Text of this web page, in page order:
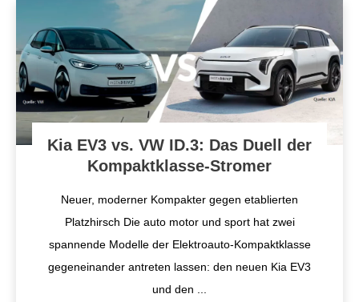
Kia EV3 vs. VW ID.3: Das Duell der
Kompaktklasse-Stromer
Neuer, moderner Kompakter gegen etablierten
Platzhirsch Die auto motor und sport hat zwei
spannende Modelle der Elektroauto-Kompaktklasse
gegeneinander antreten lassen: den neuen Kia EV3
und den